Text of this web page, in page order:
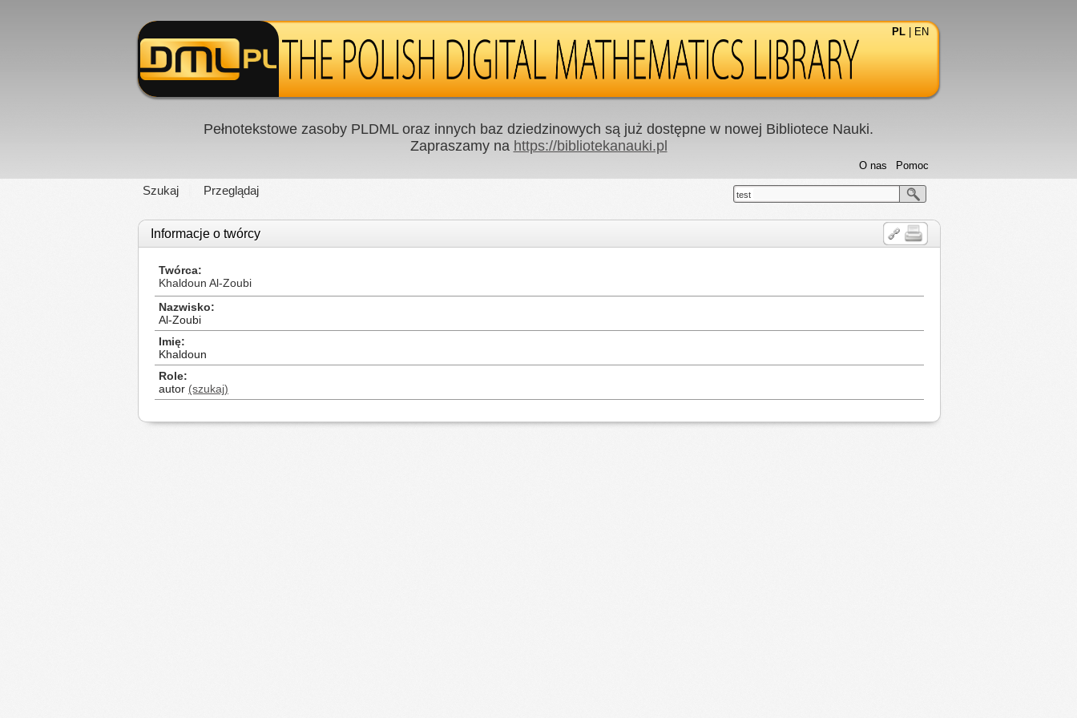
PL EN
Pełnotekstowe zasoby PLDML oraz innych baz dziedzinowych są już dostępne w nowej Bibliotece Nauki.
Zapraszamy na https://bibliotekanauki.pl
Szukaj Przeglądaj
Pomoc
O nas
test
Informacje o twórcy
Twórca
Khaldoun Al-Zoubi
Nazwisko
Al-Zoubi
Imię
Khaldoun
Role
autor (szukaj)